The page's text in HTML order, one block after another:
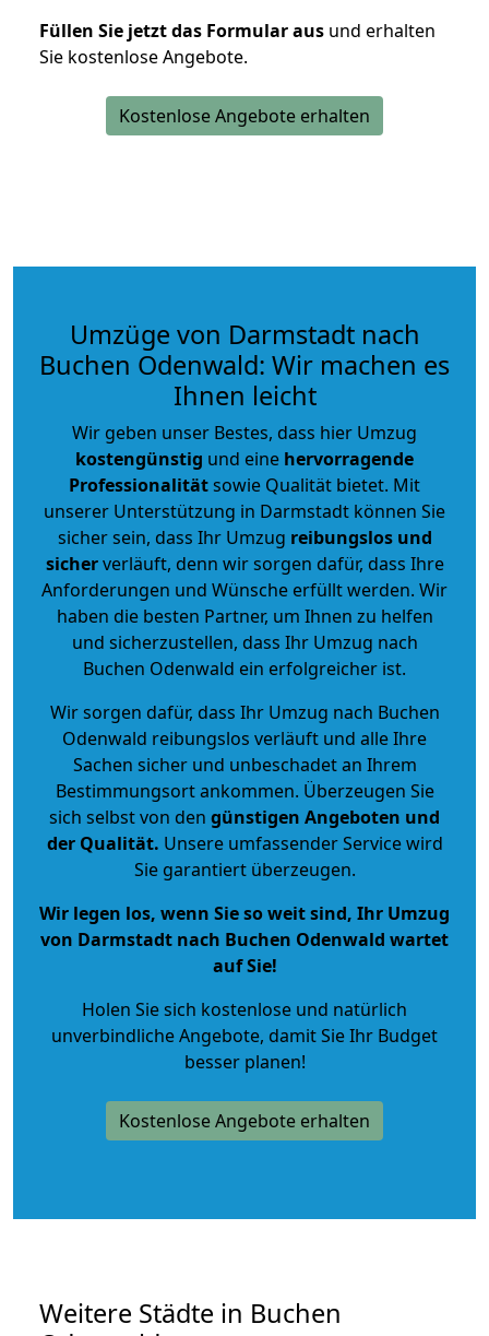
Füllen Sie jetzt das Formular aus und erhalten
Sie kostenlose Angebote.
Kostenlose Angebote erhalten
Umzüge von Darmstadt nach
Buchen Odenwald: Wir machen es
Ihnen leicht
Wir geben unser Bestes, dass hier Umzug
kostengünstig und eine hervorragende
Professionalitätsowie Qualität bietet. Mit
unserer Unterstützung in Darmstadt können Sie
sicher sein, dass Ihr Umzug reibungslos und
sicherverläuft, denn wir sorgen dafür, dass Ihre
Anforderungen und Wünsche erfüllt werden. Wir
haben die besten Partner, um Ihnen zu helfen
und sicherzustellen, dass Ihr Umzug nach
Buchen Odenwald ein erfolgreicher ist.
Wir sorgen dafür, dass Ihr Umzug nach Buchen
Odenwald reibungslos verläuft und alle Ihre
Sachen sicher und unbeschadet an Ihrem
Bestimmungsort ankommen. Überzeugen Sie
sich selbst von den günstigen Angeboten und
der Qualität. Unsere umfassender Service wird
Sie garantiert überzeugen.
Wir legen los, wenn Sie so weit sind, Ihr Umzug
von Darmstadt nach Buchen Odenwald wartet
auf Sie!
Holen Sie sich kostenlose und natürlich
unverbindliche Angebote, damit Sie Ihr Budget
besser planen!
Kostenlose Angebote erhalten
Weitere Städte in Buchen